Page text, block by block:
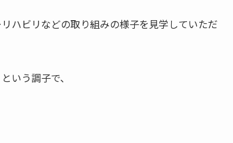
ハビリなどの取り組みの様子を見学していただ
いう調子で、